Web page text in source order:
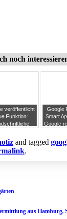
noch
veröffentlicht
Funktion:
Browsern
Google
Smart
Google
durch
and tagged
.
aus Hamburg,